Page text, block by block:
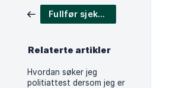
Fullfør sjekken din
Relaterte artikler
Hvordan søker jeg
politiattest dersom jeg er